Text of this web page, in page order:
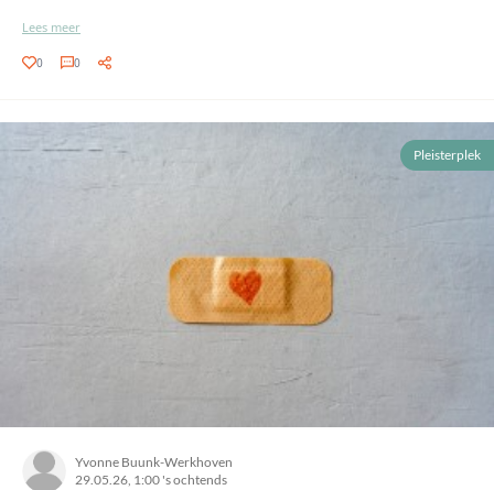
Lees meer
0 0
Pleisterplek
Yvonne Buunk-Werkhoven
29.05.26, 1:00 's ochtends